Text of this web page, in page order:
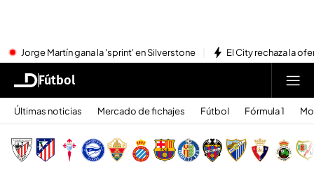
Jorge Martín gana la 'sprint' en Silverstone El City rechaza la
Fútbol
Últimas noticias Mercado de fichajes Fútbol Fórmula 1